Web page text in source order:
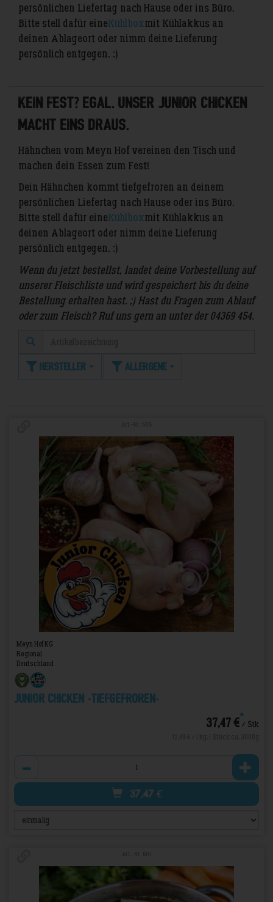
persönlichen Liefertag nach Hause oder ins Büro.
Bitte stell dafür eineKühlboxmit Kühlakkus an
deinen Ablageort oder nimm deine Lieferung
persönlich entgegen. :)
Kein Fest? Egal. Unser Junior Chicken
macht eins draus.
Hähnchen vom Meyn Hof vereinen den Tisch und
machen dein Essen zum Fest!
Dein Hähnchen kommt tiefgefroren an deinem
persönlichen Liefertag nach Hause oder ins Büro.
Bitte stell dafür eineKühlboxmit Kühlakkus an
deinen Ablageort oder nimm deine Lieferung
persönlich entgegen. :)
Wenn du jetzt bestellst, landet deine Vorbestellung auf
unserer Fleischliste und wird gespeichert bis du deine
Bestellung erhalten hast. ;) Hast du Fragen zum Ablauf
oder zum Fleisch? Ruf uns gern an unter der 04369 454.
Hersteller Allergene
Meyn Hof KG
Regional
Deutschland
Junior Chicken -TIEFGEFROREN-
37,47 €*/ Stk
37,47 €